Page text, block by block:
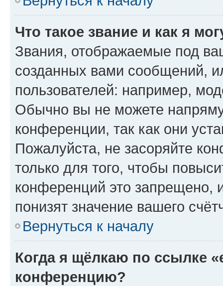
Что такое звание и как я
Звания, отображаемые под
созданных вами сообщений,
пользователей: например,
Обычно вы не можете
конференции, так как они
Пожалуйста, не засоряйте
только для того, чтобы
конференций это запрещено,
понизят значение вашего
Вернуться к началу
Когда я щёлкаю по ссылке
конференцию?